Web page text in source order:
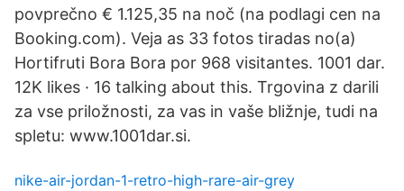
povprečno € 1.125,35 na noč (na podlagi cen na
Booking.com). Veja as 33 fotos tiradas no(a)
Hortifruti Bora Bora por 968 visitantes. 1001 dar.
12K likes · 16 talking about this. Trgovina z darili
za vse priložnosti, za vas in vaše bližnje, tudi na
spletu: www.1001dar.si.
nike-air-jordan-1-retro-high-rare-air-grey